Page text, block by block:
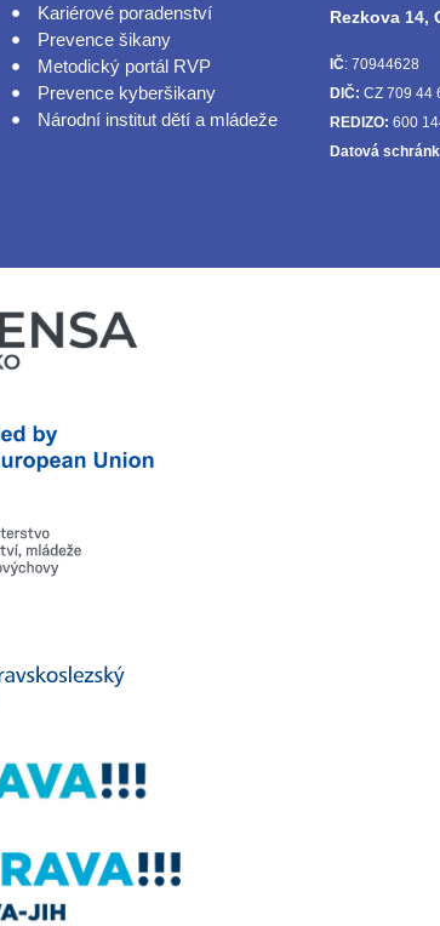
Kariérové poradenství
Prevence šikany
Metodický portál RVP
Prevence kyberšikany
Národní institut dětí a mládeže
Rezkova 14,
IČ: 70944628
DIČ: CZ 709 44
REDIZO: 600
Datová